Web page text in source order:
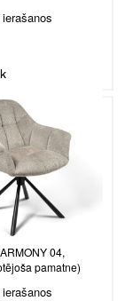
krēsls Venice /
04,
pamatne)